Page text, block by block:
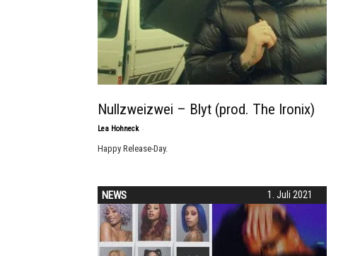
Nullzweizwei – Blyt (prod. The Ironix)
Lea Hohneck -
Happy Release-Day.
1. Juli 2021
NEWS